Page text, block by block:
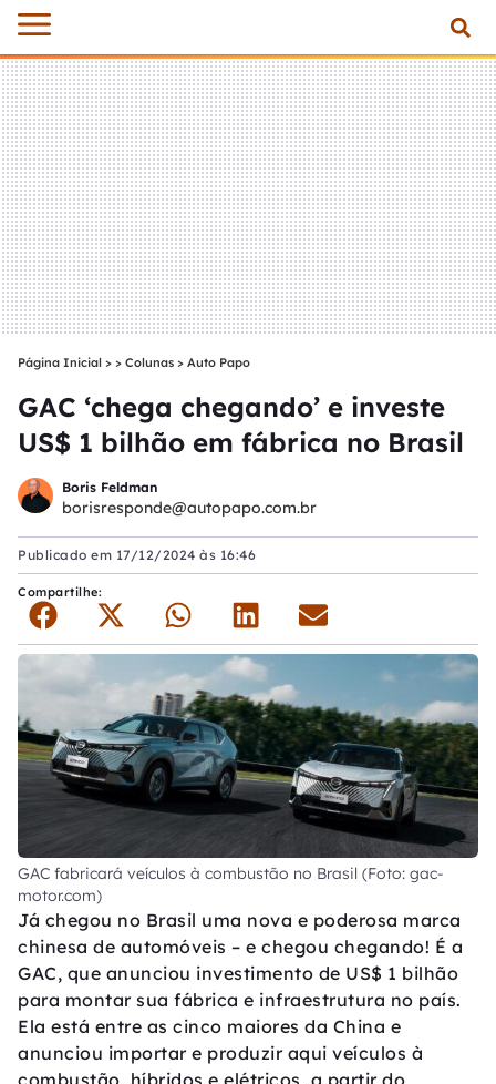
Página Inicial > Colunas > Auto Papo
GAC ‘chega chegando’ e investe
US$ 1 bilhão em fábrica no Brasil
Boris Feldman
borisresponde@autopapo.com.br
Publicado em 17/12/2024 às 16:46
Compartilhe:
GAC fabricará veículos à combustão no Brasil (Foto: gac-
motor.com)
Já chegou no Brasil uma nova e poderosa marca
chinesa de automóveis – e chegou chegando! É a
GAC, que anunciou investimento de US$ 1 bilhão
para montar sua fábrica e infraestrutura no país.
Ela está entre as cinco maiores da China e
anunciou importar e produzir aqui veículos à
combustão, híbridos e elétricos, a partir do